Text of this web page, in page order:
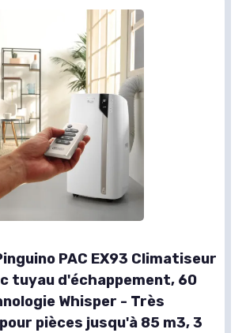
PAC EX93 Climatiseur
tuyau d'échappement, 60
Whisper - Très
pièces jusqu'à 85 m3, 3